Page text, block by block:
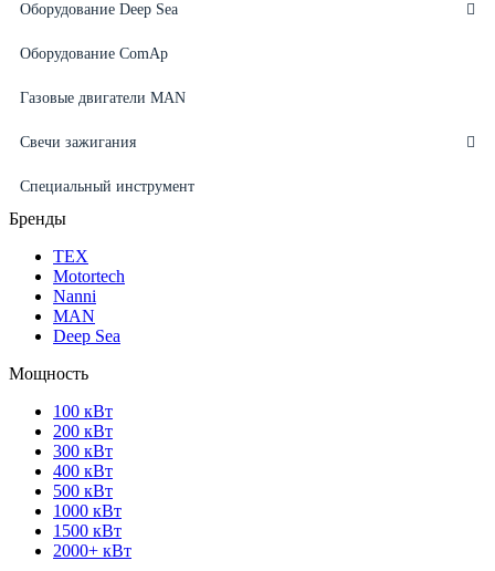
Оборудование Deep Sea
Оборудование ComAp
Газовые двигатели MAN
Свечи зажигания
Специальный инструмент
Бренды
ТЕХ
Motortech
Nanni
MAN
Deep Sea
Мощность
100 кВт
200 кВт
300 кВт
400 кВт
500 кВт
1000 кВт
1500 кВт
2000+ кВт